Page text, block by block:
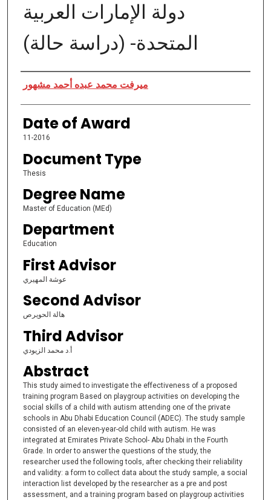
دولة الإمارات العربية
المتحدة- (دراسة حالة)
Author
ميرفت محمد عبده أحمد مشهور
Date of Award
11-2016
Document Type
Thesis
Degree Name
Master of Education (MEd)
Department
Education
First Advisor
عوشة المهيري
Second Advisor
هالة الحويرص
Third Advisor
أ.د محمد الزيودي
Abstract
This study aimed to investigate the effectiveness of a proposed
training program Based on playgroup activities on developing the
social skills of a child with autism attending one of the private
schools in Abu Dhabi Education Council (ADEC). The study sample
consisted of an eleven-year-old child with autism. He was
integrated at Emirates Private School- Abu Dhabi in the Fourth
Grade. In order to answer the questions of the study, the
researcher used the following tools, after checking their reliability
and validity: a form to collect data about the study sample, a social
interaction list developed by the researcher as a pre and post
assessment, and a training program based on playgroup activities